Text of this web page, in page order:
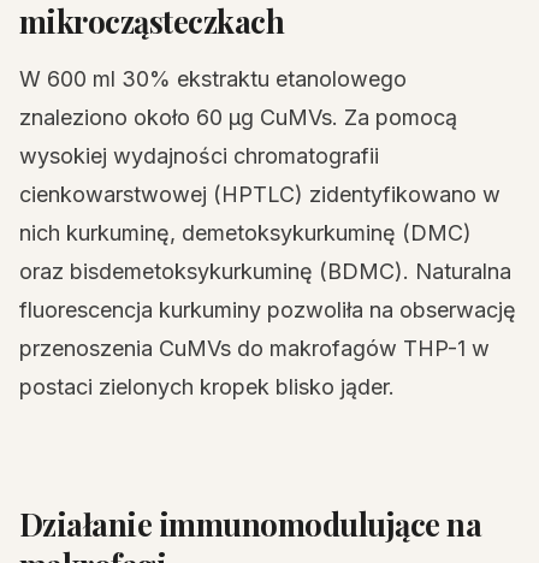
mikrocząsteczkach
W 600 ml 30% ekstraktu etanolowego
znaleziono około 60 µg CuMVs. Za pomocą
wysokiej wydajności chromatografii
cienkowarstwowej (HPTLC) zidentyfikowano w
nich kurkuminę, demetoksykurkuminę (DMC)
oraz bisdemetoksykurkuminę (BDMC). Naturalna
fluorescencja kurkuminy pozwoliła na obserwację
przenoszenia CuMVs do makrofagów THP-1 w
postaci zielonych kropek blisko jąder.
Działanie immunomodulujące na